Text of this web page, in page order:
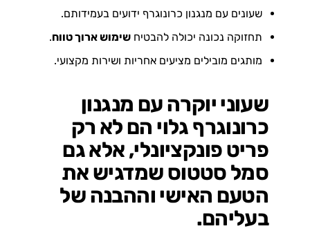
שעונים עם מנגנון כרונוגרף ידועים בעמידותם.
תחזוקה נכונה יכולה להבטיח שימוש ארוך טווח.
מותגים מובילים מציעים אחריות ושירות מקצועי.
שעוני יוקרה עם מנגנון
כרונוגרף גלוי הם לא רק
פריט פונקציונלי, אלא גם
סמל סטטוס שמדגיש את
הטעם האישי וההבנה של
בעליהם.